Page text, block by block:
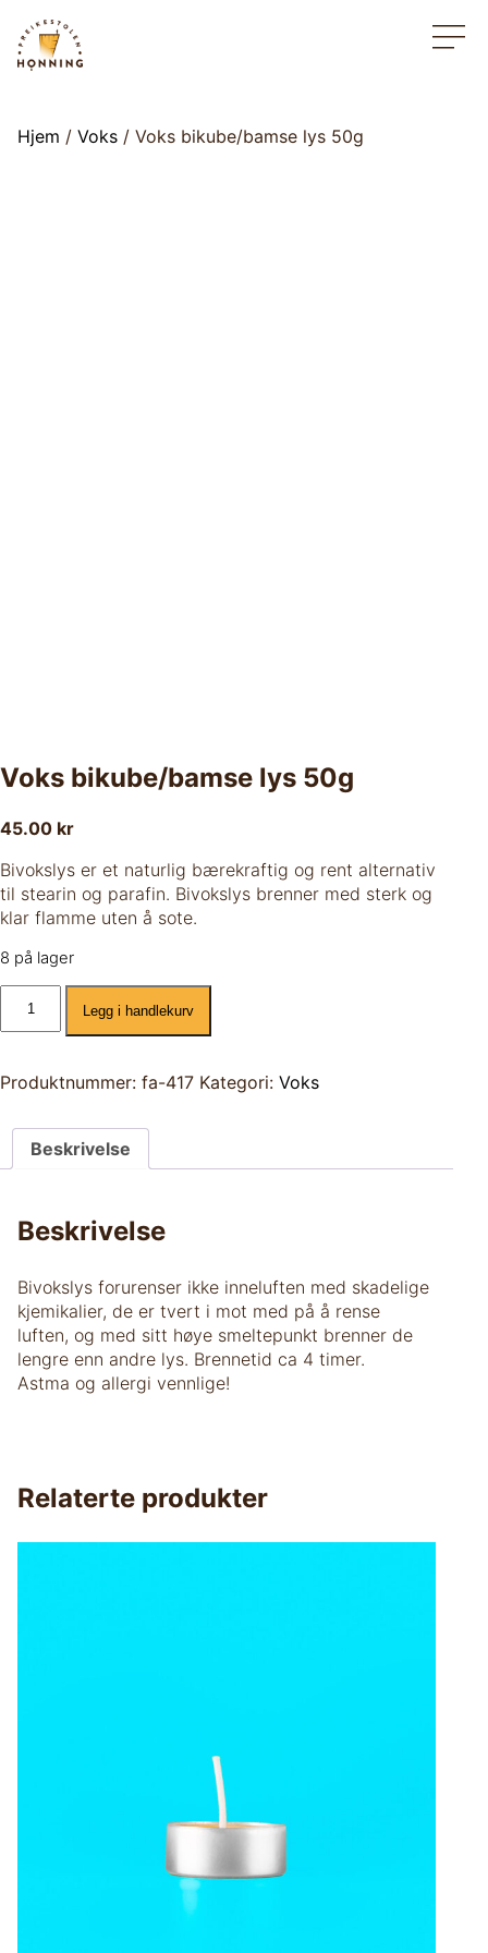
Hjem / Voks / Voks bikube/bamse lys 50g
Voks bikube/bamse lys 50g
45.00 kr
Bivokslys er et naturlig bærekraftig og rent alternativ
til stearin og parafin. Bivokslys brenner med sterk og
klar flamme uten å sote.
8 på lager
bikube/bamse
lys
antall
Legg i handlekurv
Produktnummer: fa-417 Kategori: Voks
Beskrivelse
Beskrivelse
Bivokslys forurenser ikke inneluften med skadelige
kjemikalier, de er tvert i mot med på å rense
luften, og med sitt høye smeltepunkt brenner de
lengre enn andre lys. Brennetid ca 4 timer.
Astma og allergi vennlige!
Relaterte produkter